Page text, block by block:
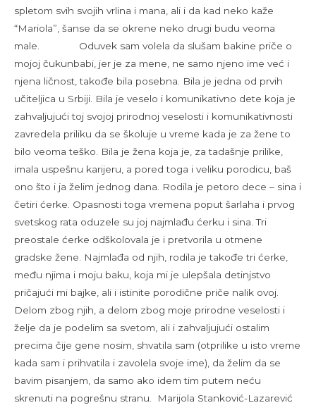
spletom svih svojih vrlina i mana, ali i da kad neko kaže
“Mariola”, šanse da se okrene neko drugi budu veoma
male. Oduvek sam volela da slušam bakine priče o
mojoj čukunbabi, jer je za mene, ne samo njeno ime već i
njena ličnost, takođe bila posebna. Bila je jedna od prvih
učiteljica u Srbiji. Bila je veselo i komunikativno dete koja je
zahvaljujući toj svojoj prirodnoj veselosti i komunikativnosti
zavredela priliku da se školuje u vreme kada je za žene to
bilo veoma teško. Bila je žena koja je, za tadašnje prilike,
imala uspešnu karijeru, a pored toga i veliku porodicu, baš
ono što i ja želim jednog dana. Rodila je petoro dece – sina i
četiri ćerke. Opasnosti toga vremena poput šarlaha i prvog
svetskog rata oduzele su joj najmlađu ćerku i sina. Tri
preostale ćerke odškolovala je i pretvorila u otmene
gradske žene. Najmlađa od njih, rodila je takođe tri ćerke,
među njima i moju baku, koja mi je ulepšala detinjstvo
pričajući mi bajke, ali i istinite porodične priče nalik ovoj.
Delom zbog njih, a delom zbog moje prirodne veselosti i
želje da je podelim sa svetom, ali i zahvaljujući ostalim
precima čije gene nosim, shvatila sam (otprilike u isto vreme
kada sam i prihvatila i zavolela svoje ime), da želim da se
bavim pisanjem, da samo ako idem tim putem neću
skrenuti na pogrešnu stranu. Marijola Stanković-Lazarević